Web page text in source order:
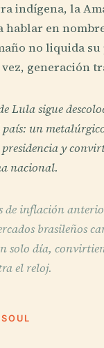
indígena, la
hablar en
no liquida su
generación
Lula sigue
país: un
presidencia y
nacional.
de inflación
brasileños
solo día,
el reloj.